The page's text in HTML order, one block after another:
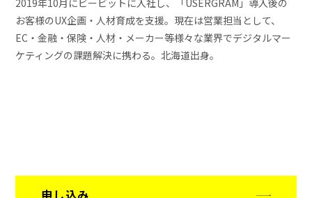
2019年10月にビービットに入社し、「USERGRAM」導入後の
お客様のUX企画・人材育成を支援。現在は営業担当として、
EC・金融・保険・人材・メーカー等様々な業界でデジタルマー
ケティングの課題解決に携わる。北海道出身。
申し込み